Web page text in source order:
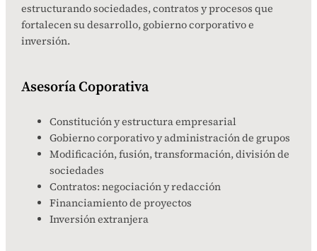
estructurando sociedades, contratos y procesos que
fortalecen su desarrollo, gobierno corporativo e
inversión.
Asesoría Coporativa
Constitución y estructura empresarial
Gobierno corporativo y administración de grupos
Modificación, fusión, transformación, división de
sociedades
Contratos: negociación y redacción
Financiamiento de proyectos
Inversión extranjera